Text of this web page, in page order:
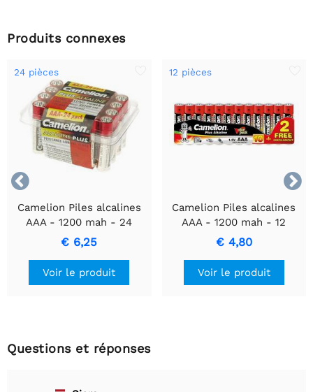
Produits connexes


24 pièces
Camelion Piles alcalines
AAA - 1200 mah - 24
pièces
€ 6,25
Voir le produit
12 pièces
Camelion Piles alcalines
AAA - 1200 mah - 12
pièces
€ 4,80
Voir le produit
Questions et réponses